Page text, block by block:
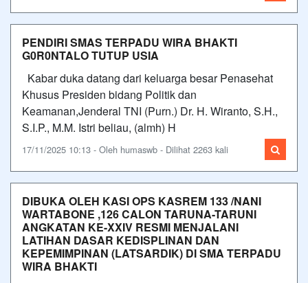
PENDIRI SMAS TERPADU WIRA BHAKTI
G0R0NTALO TUTUP USIA
Kabar duka datang dari keluarga besar Penasehat
Khusus Presiden bidang Politik dan
Keamanan,Jenderal TNI (Purn.) Dr. H. Wiranto, S.H.,
S.I.P., M.M. Istri beliau, (almh) H
17/11/2025 10:13 - Oleh humaswb - Dilihat 2263 kali
DIBUKA OLEH KASI OPS KASREM 133 /NANI
WARTABONE ,126 CALON TARUNA-TARUNI
ANGKATAN KE-XXIV RESMI MENJALANI
LATIHAN DASAR KEDISPLINAN DAN
KEPEMIMPINAN (LATSARDIK) DI SMA TERPADU
WIRA BHAKTI